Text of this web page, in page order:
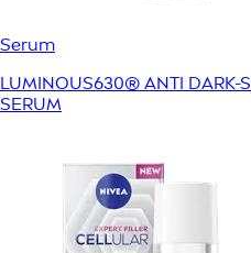
Serum
LUMINOUS630® ANTI DARK-
SERUM